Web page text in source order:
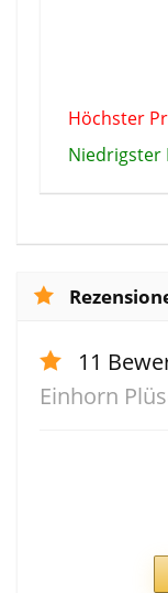
Höchster
Niedrigster
11
Einhorn